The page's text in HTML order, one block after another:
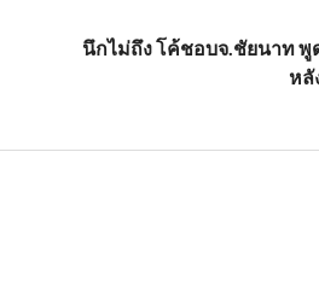
นึกไม่ถึง โค้ชอบจ.ชัยนาท
หลั